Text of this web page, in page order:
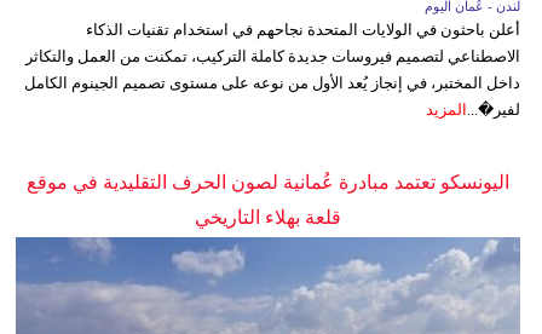
لندن - عُمان اليوم
أعلن باحثون في الولايات المتحدة نجاحهم في استخدام تقنيات الذكاء
الاصطناعي لتصميم فيروسات جديدة كاملة التركيب، تمكنت من العمل والتكاثر
داخل المختبر، في إنجاز يُعد الأول من نوعه على مستوى تصميم الجينوم الكامل
لفير�... المزيد
اليونسكو تعتمد مبادرة عُمانية لصون الحرف التقليدية في موقع
قلعة بهلاء التاريخي